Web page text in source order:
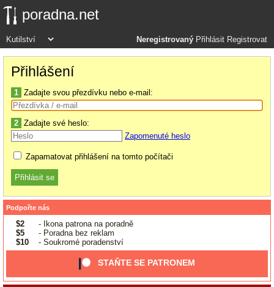
poradna.net
Neregistrovaný Přihlásit Registrovat
Přihlášení
1 Zadajte svou přezdívku nebo e-mail:
2 Zadajte své heslo:
Zapomenuté heslo
Zapamatovat přihlášení na tomto počítači
Podpořte nás
$2
- Ikona patrona na poradně
$5
- Poradna bez reklam
$10
- Soukromé poradenství
STAŇTE SE PATRONEM